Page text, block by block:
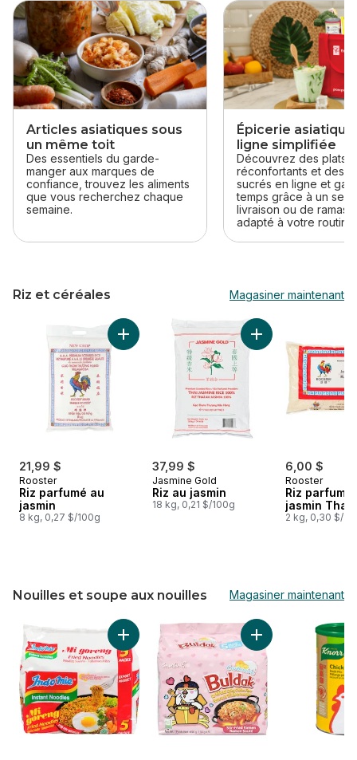
sauter cette section
Articles asiatiques sous
un même toit
Des essentiels du garde-
manger aux marques de
confiance, trouvez les aliments
que vous recherchez chaque
semaine.
Épicerie asiatique
ligne simplifiée
Découvrez des plats
réconfortants et des
sucrés en ligne et
temps grâce à un
livraison ou de
adapté à votre routine.
Riz et céréales Magasiner maintenant
sauter Riz et céréales
21,99 $
Rooster
Riz parfumé au
jasmin
8 kg, 0,27 $/100g
Ajouter Riz parfumé au jasmin au panier
37,99 $
Jasmine Gold
Riz au jasmin
18 kg, 0,21 $/100g
Ajouter Riz au
6,00 $
Rooster
Riz parfumé
jasmin Thai
2 kg, 0,30 $/
Nouilles et soupe aux nouilles Magasiner maintenant
sauter Nouilles et soupe aux nouilles
Ajouter Nouilles sautées instantanées (Mi
Ajouter Ramen de